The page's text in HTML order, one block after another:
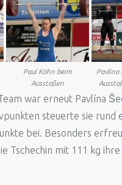
Paul Köhn beim
Ausstoßen
Pavlína
war erneut Pavlína
steuerte sie rund
bei. Besonders
Tschechin mit 111 kg